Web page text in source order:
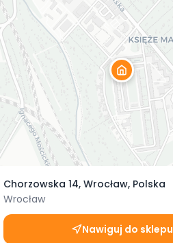
Chorzowska 14, Wrocław, Polska
Wrocław
Nawiguj do sklepu